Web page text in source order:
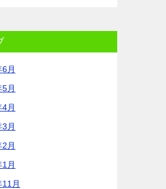
月
月
月
月
月
月
月